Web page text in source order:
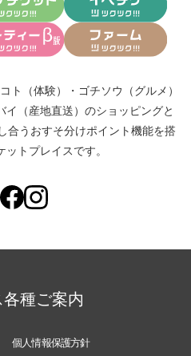
コト（体験） ・ ゴチソウ（グルメ）
イ（産地直送） のショッピングと
合う おすそ分けポイント機能を搭
トプレイスです。
種ご案内
個人情報保護方針